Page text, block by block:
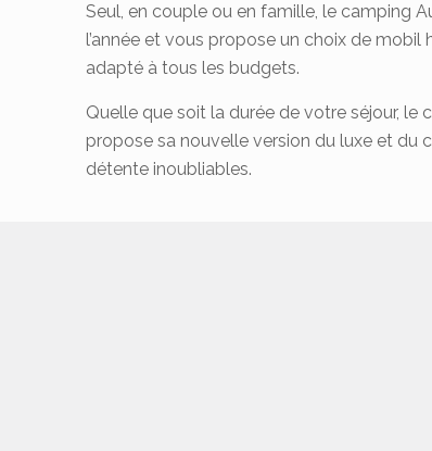
Seul, en couple ou en famille, le camping
l’année et vous propose un choix de mobil
adapté à tous les budgets.
Quelle que soit la durée de votre séjour, le
propose sa nouvelle version du luxe et du
détente inoubliables.